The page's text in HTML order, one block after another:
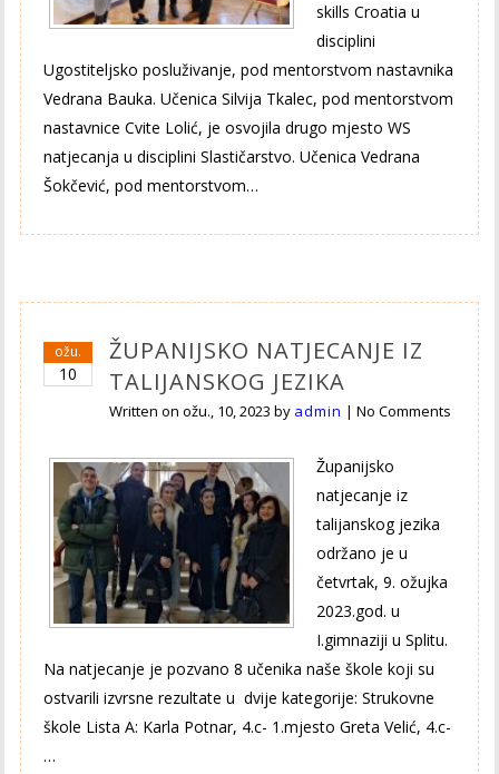
skills Croatia u
disciplini
Ugostiteljsko posluživanje, pod mentorstvom nastavnika
Vedrana Bauka. Učenica Silvija Tkalec, pod mentorstvom
nastavnice Cvite Lolić, je osvojila drugo mjesto WS
natjecanja u disciplini Slastičarstvo. Učenica Vedrana
Šokčević, pod mentorstvom…
ožu.
10
ŽUPANIJSKO NATJECANJE IZ
TALIJANSKOG JEZIKA
Written onožu., 10, 2023 by admin |No Comments
Županijsko
natjecanje iz
talijanskog jezika
održano je u
četvrtak, 9. ožujka
2023.god. u
I.gimnaziji u Splitu.
Na natjecanje je pozvano 8 učenika naše škole koji su
ostvarili izvrsne rezultate u dvije kategorije: Strukovne
škole Lista A: Karla Potnar, 4.c- 1.mjesto Greta Velić, 4.c-
…